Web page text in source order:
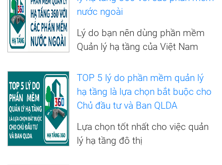
nước ngoài
Lý do bạn nên dùng phần mềm
Quản lý hạ tầng của Việt Nam
TOP 5 lý do phần mềm quản lý
hạ tầng là lựa chọn bắt buộc cho
Chủ đầu tư và Ban QLDA
Lựa chọn tốt nhất cho việc quản
lý hạ tầng đô thị